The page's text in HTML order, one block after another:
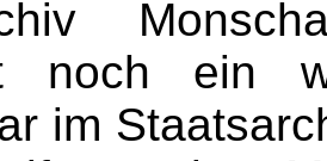
noch ein
im